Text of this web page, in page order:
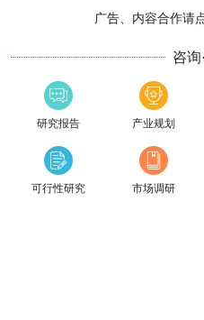
广告、内容合作请
咨询
研究报告 产业规划
可行性研究 市场调研